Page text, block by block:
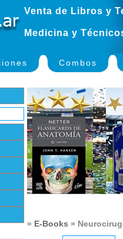
Venta de Libros y
Medicina y
Combos
» E-Books »